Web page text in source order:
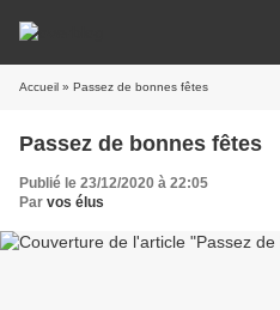
Accueil » Passez de bonnes fêtes
Passez de bonnes fêtes
Publié le 23/12/2020 à 22:05
Par vos élus